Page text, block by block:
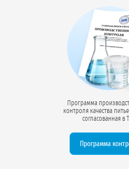
Программа
контроля качества
согласованная в
периодичность отбора
компонента), точки
Программа